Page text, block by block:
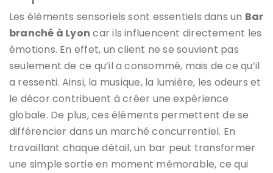
Les éléments sensoriels sont essentiels dans un Bar
branché à Lyon car ils influencent directement les
émotions. En effet, un client ne se souvient pas
seulement de ce qu’il a consommé, mais de ce qu’il
a ressenti. Ainsi, la musique, la lumière, les odeurs et
le décor contribuent à créer une expérience
globale. De plus, ces éléments permettent de se
différencier dans un marché concurrentiel. En
travaillant chaque détail, un bar peut transformer
une simple sortie en moment mémorable, ce qui